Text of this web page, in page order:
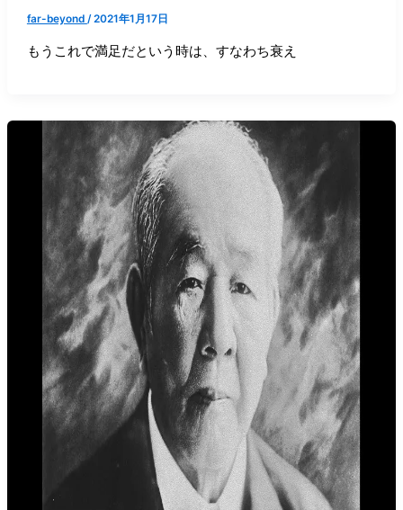
far-beyond /2021年1月17日
もうこれで満足だという時は、すなわち衰え